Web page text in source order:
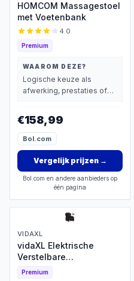
HOMCOM Massagestoel
met Voetenbank
4.0
Premium
WAAROM DEZE?
Logische keuze als
afwerking, prestaties of
€158,99
Bol.com
Vergelijk prijzen→
Bol.com en andere aanbieders op
één pagina
VIDAXL
vidaXL Elektrische
Verstelbare
Massagestoel
Premium